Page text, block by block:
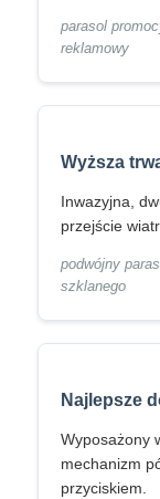
Parasole
Parasole na
Kreatywne
parasol
reklamowy
Wyższa
Inwazyjna,
przejście
podwójny
szklanego
Najlepsze
Wyposażony
mechanizm
przyciskiem.